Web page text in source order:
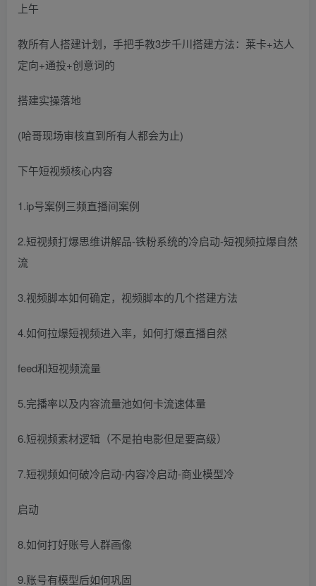
上午
教所有人搭建计划，手把手教3步千川搭建方法：莱卡+达人
定向+通投+创意词的
搭建实操落地
(哈哥现场审核直到所有人都会为止)
下午短视频核心内容
1.ip号案例三频直播间案例
2.短视频打爆思维讲解品-铁粉系统的冷启动-短视频拉爆自然
流
3.视频脚本如何确定，视频脚本的几个搭建方法
4.如何拉爆短视频进入率，如何打爆直播自然
feed和短视频流量
5.完播率以及内容流量池如何卡流速体量
6.短视频素材逻辑（不是拍电影但是要高级）
7.短视频如何破冷启动-内容冷启动-商业模型冷
启动
8.如何打好账号人群画像
9.账号有模型后如何巩固